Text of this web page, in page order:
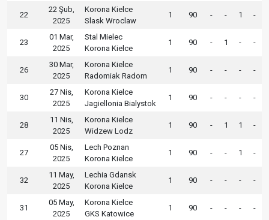
22
22 Şub,
2025
Korona Kielce
Slask Wroclaw
1 90 - - 1 -
23
01 Mar,
2025
Stal Mielec
Korona Kielce
1 90 - 1 - -
26
30 Mar,
2025
Korona Kielce
Radomiak Radom
1 90 - - - -
30
27 Nis,
2025
Korona Kielce
Jagiellonia Bialystok
1 90 - - - -
28
11 Nis,
2025
Korona Kielce
Widzew Lodz
1 90 - 1 1 -
27
05 Nis,
2025
Lech Poznan
Korona Kielce
1 90 - - 1 -
32
11 May,
2025
Lechia Gdansk
Korona Kielce
1 90 - - - -
31
05 May,
2025
Korona Kielce
GKS Katowice
1 90 - - - -